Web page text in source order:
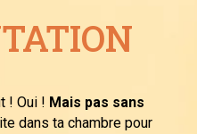
! Oui ! Mais pas sans
dans ta chambre pour